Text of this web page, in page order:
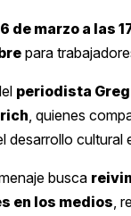
de marzo a las
para
periodista
, quienes
cultural
busca
en los medios,